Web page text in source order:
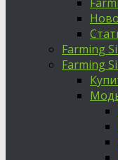
Farming
Farming